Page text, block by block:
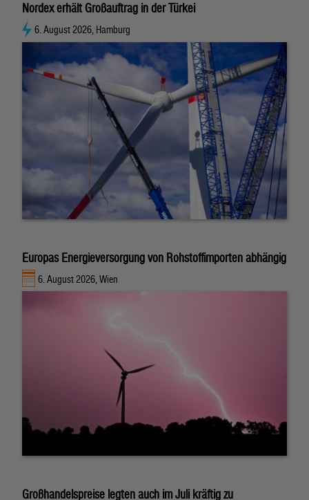
Nordex erhält Großauftrag in der Türkei
6. August 2026, Hamburg
Europas Energieversorgung von Rohstoffimporten abhängig
6. August 2026, Wien
Großhandelspreise legten auch im Juli kräftig zu